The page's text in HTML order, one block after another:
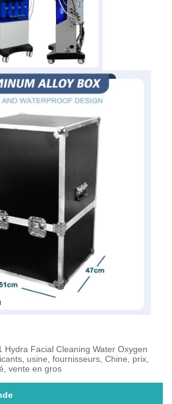
Hydra Facial Cleaning Water Oxygen
usine, fournisseurs, Chine, prix,
vente en gros